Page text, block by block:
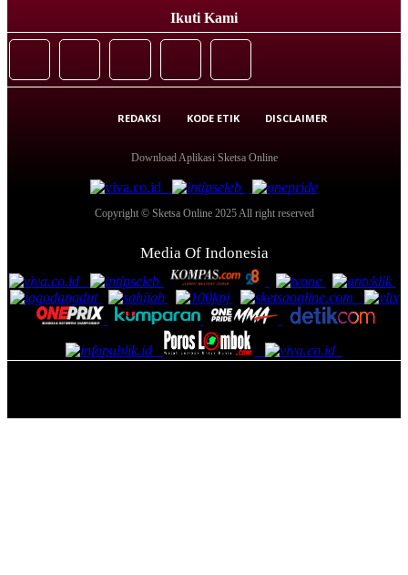
Ikuti Kami
REDAKSI KODE ETIK DISCLAIMER
Download Aplikasi Sketsa Online
Copyright © Sketsa Online 2025 All right reserved
Media Of Indonesia